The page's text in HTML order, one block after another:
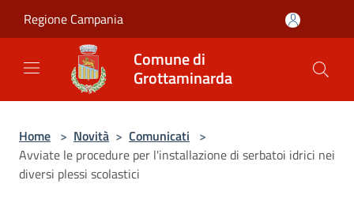
Regione Campania
Comune di
Grottaminarda
Home > Novità > Comunicati >
Avviate le procedure per l'installazione di serbatoi idrici nei
diversi plessi scolastici